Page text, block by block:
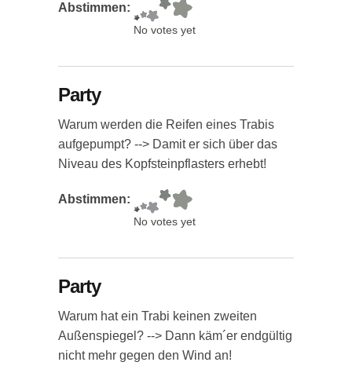
Abstimmen:
No votes yet
Party
Warum werden die Reifen eines Trabis
aufgepumpt? --> Damit er sich über das
Niveau des Kopfsteinpflasters erhebt!
Abstimmen:
No votes yet
Party
Warum hat ein Trabi keinen zweiten
Außenspiegel? --> Dann käm´er endgültig
nicht mehr gegen den Wind an!